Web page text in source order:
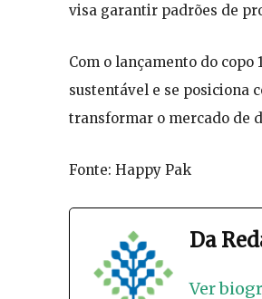
visa garantir padrões de
Com o lançamento do
sustentável e se posiciona
transformar o mercado de
Fonte: Happy Pak
Da
Ver